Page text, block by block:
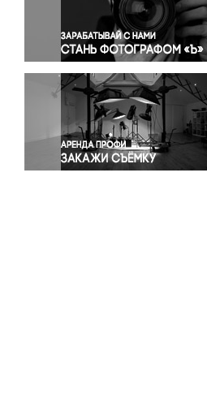
Правосудие
Происшествия и конфликты
Религия
Светская жизнь
Спорт
Экология
Экономика и бизнес